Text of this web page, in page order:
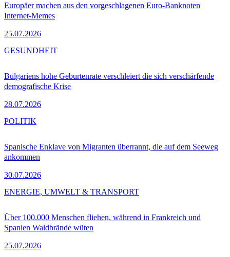
Europäer machen aus den vorgeschlagenen Euro-Banknoten
Internet-Memes
25.07.2026
Bulgariens hohe Geburtenrate verschleiert die sich verschärfende
demografische Krise
28.07.2026
GESUNDHEIT
Spanische Enklave von Migranten überrannt, die auf dem Seeweg
ankommen
30.07.2026
POLITIK
Über 100.000 Menschen fliehen, während in Frankreich und
Spanien Waldbrände wüten
25.07.2026
ENERGIE, UMWELT & TRANSPORT